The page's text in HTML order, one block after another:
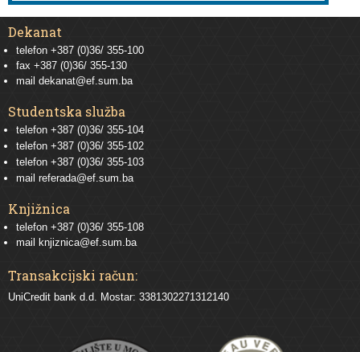
Dekanat
telefon +387 (0)36/ 355-100
fax +387 (0)36/ 355-130
mail dekanat@ef.sum.ba
Studentska služba
telefon +387 (0)36/ 355-104
telefon +387 (0)36/ 355-102
telefon +387 (0)36/ 355-103
mail referada@ef.sum.ba
Knjižnica
telefon +387 (0)36/ 355-108
mail
knjiznica@ef.sum.ba
Transakcijski račun:
UniCredit bank d.d. Mostar: 3381302271312140